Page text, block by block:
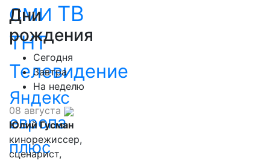
СМИ ТВ
ТНТ
Телевидение
Яндекс
европа
плюс
Дни
рождения
Сегодня
Завтра
На неделю
08 августа
Юлий Гусман
кинорежиссер,
сценарист,